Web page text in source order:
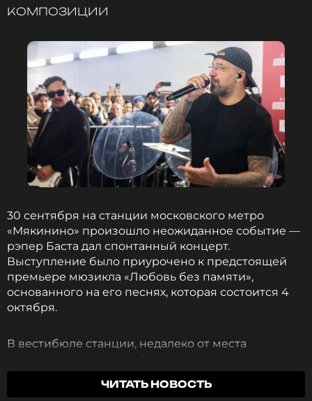
композиции
30 сентября на станции московского метро
«Мякинино» произошло неожиданное событие —
рэпер Баста дал спонтанный концерт.
Выступление было приурочено к предстоящей
премьере мюзикла «Любовь без памяти»,
основанного на его песнях, которая состоится 4
октября.
В вестибюле станции, недалеко от места
полным составом из семи музыкантов исполнил
четыре композиции: «Любовь без памяти»,
ЧИТАТЬ НОВОСТЬ